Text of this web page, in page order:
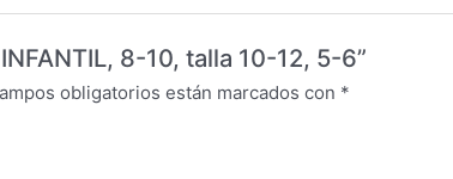
8-10, talla 10-12, 5-6”
obligatorios están marcados con *